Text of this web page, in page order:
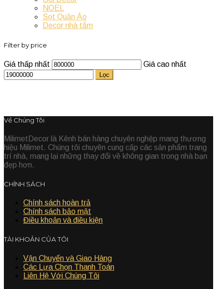
NOEL
Sọt Quần Áo
Decor nhà tắm
Filter by price
Giá thấp nhất Giá cao nhất
Lọc
Về Chúng Tôi
MilimetDecor là Kênh bán hàng chuyên nghệp mang thương
hiệu Milimet. Chúng tôi chuyên cung cấp các sản phẩm trang
trí nhà, mang lại những thay đổi về không gian trong nhà bạn
đẹp hơn.
CHÍNH SÁCH
Chính sách hoàn trả
Chính sách bảo mật
Điều khoản và điều kiện
TÀI KHOẢN CỦA TÔI
Vận Chuyển và Giao Hàng
Các Lựa Chọn Thanh Toán
Liên Hệ Với Chúng Tôi